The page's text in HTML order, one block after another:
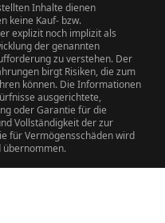
Inhalte dienen
keine Kauf- bzw.
explizit noch implizit als
der genannten
zu verstehen. Der
birgt Risiken, die zum
können. Die Informationen
ausgerichtete,
oder Garantie für die
Vollständigkeit der zur
für Vermögensschäden wird
übernommen.